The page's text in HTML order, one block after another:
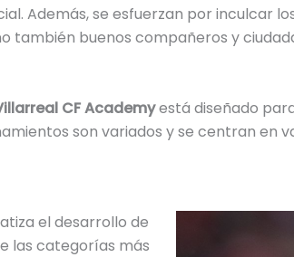
Además, se esfuerzan por inculcar
también buenos compañeros y
CF Academyestá diseñado
son variados y se centran en
el desarrollo de
las categorías más